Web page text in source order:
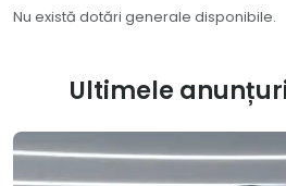
Nu există dotări generale disponibile.
Ultimele